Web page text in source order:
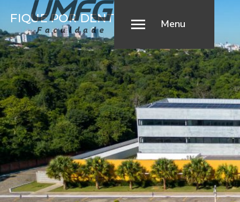
Menu
FIQUE POR DENTRO